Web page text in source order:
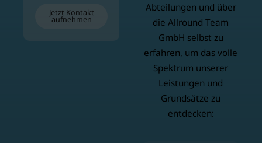
Jetzt Kontakt
aufnehmen
Abteilungen und über
die Allround Team
GmbH selbst zu
erfahren, um das volle
Spektrum unserer
Leistungen und
Grundsätze zu
entdecken: